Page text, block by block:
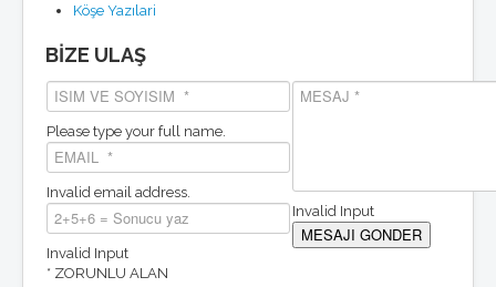
Köşe Yazılari
BİZE ULAŞ
Please type your full name.
Invalid email address.
Invalid Input
* ZORUNLU ALAN
Invalid Input